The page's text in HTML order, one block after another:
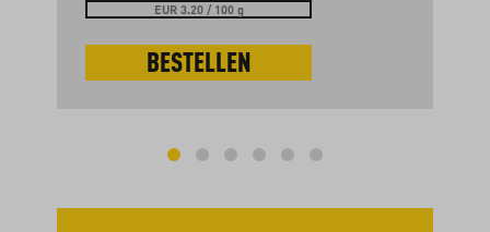
EUR 3.20 / 100 g
BESTELLEN